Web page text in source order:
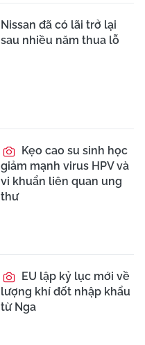
Nissan đã có lãi trở lại
sau nhiều năm thua lỗ
Kẹo cao su sinh học
giảm mạnh virus HPV và
vi khuẩn liên quan ung
thư
EU lập kỷ lục mới về
lượng khí đốt nhập khẩu
từ Nga